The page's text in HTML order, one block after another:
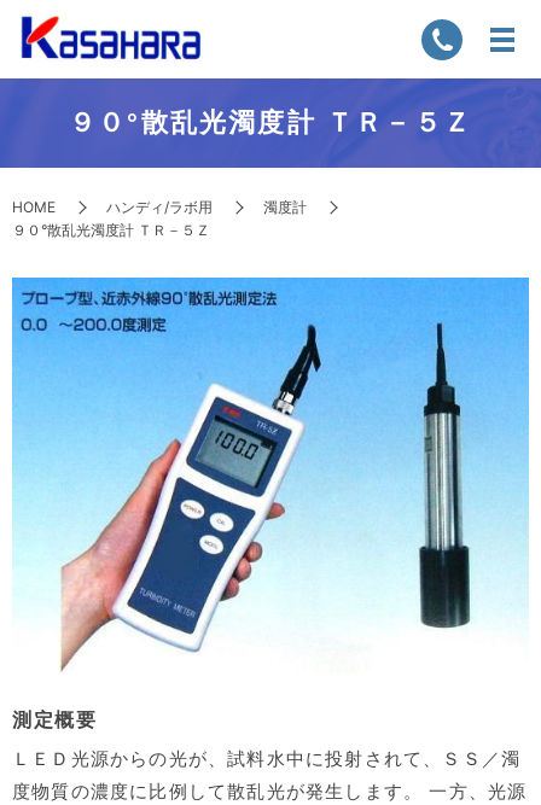
９０°散乱光濁度計 ＴＲ－５Ｚ
HOME ハンディ/ラボ用
濁度計
９０°散乱光濁度計 ＴＲ－５Ｚ
測定概要
ＬＥＤ光源からの光が、試料水中に投射されて、ＳＳ／濁
度物質の濃度に比例して散乱光が発生します。 一方、光源